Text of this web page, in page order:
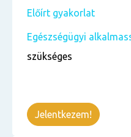
Előírt gyakorlat
Egészségügyi
szükséges
Jelentkezem!